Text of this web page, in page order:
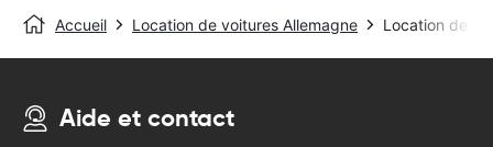
Accueil Location de voitures Allemagne Location de
Aide et contact